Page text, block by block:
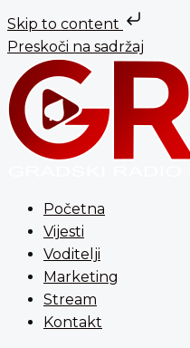
Skip to content
Preskoči na sadržaj
Početna
Vijesti
Voditelji
Marketing
Stream
Kontakt